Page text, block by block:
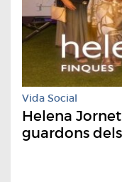
Vida Social
Helena
guardons